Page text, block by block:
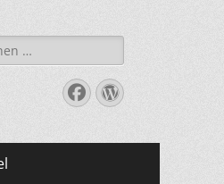
Facebook
WordPress